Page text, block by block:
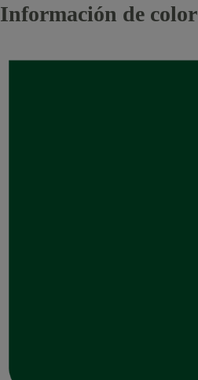
Información de color